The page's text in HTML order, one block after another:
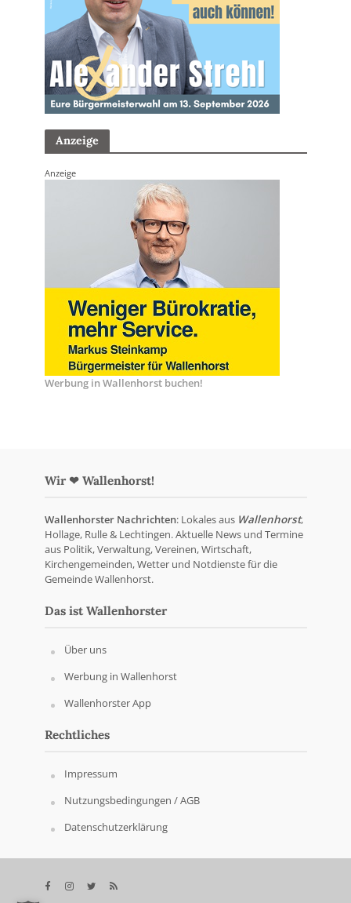
Anzeige
Anzeige
Werbung in Wallenhorst buchen!
Wir ❤ Wallenhorst!
Wallenhorster Nachrichten: Lokales aus Wallenhorst,
Hollage, Rulle & Lechtingen. Aktuelle News und Termine
aus Politik, Verwaltung, Vereinen, Wirtschaft,
Kirchengemeinden, Wetter und Notdienste für die
Gemeinde Wallenhorst.
Das ist Wallenhorster
Über uns
Werbung in Wallenhorst
Wallenhorster App
Rechtliches
Impressum
Nutzungsbedingungen / AGB
Datenschutzerklärung